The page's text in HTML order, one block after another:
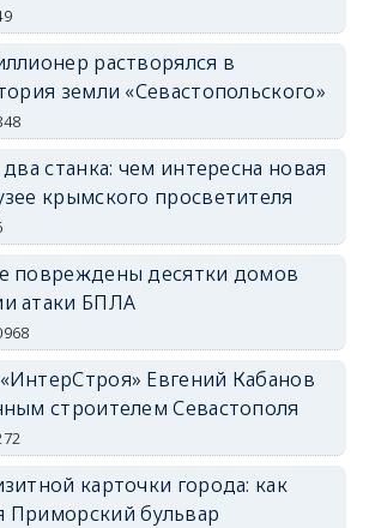
растворялся в
земли «Севастопольского»
станка: чем интересна новая
крымского просветителя
повреждены десятки домов
атаки БПЛА
Евгений Кабанов
строителем Севастополя
карточки города: как
Приморский бульвар